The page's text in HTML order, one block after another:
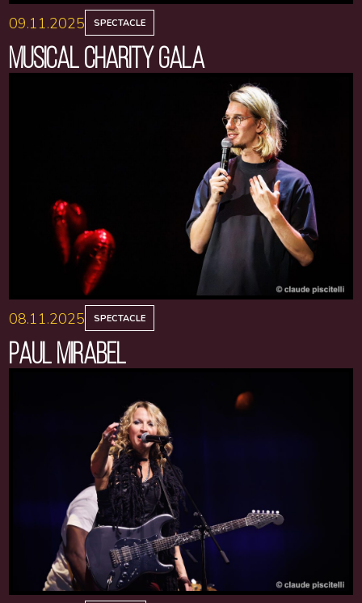
09.11.2025 SPECTACLE
MUSICAL CHARITY GALA
08.11.2025 SPECTACLE
PAUL MIRABEL